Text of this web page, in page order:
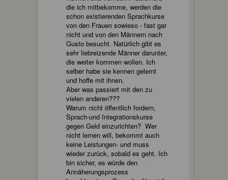
die ich mitbekomme, werden die
schon existierenden Sprachkurse
von den Frauen sowieso - fast gar
nicht und von den Männern nach
Gusto besucht. Natürlich gibt es
sehr liebreizende Männer darunter,
die weiter kommen wollen. Ich
selber habe sie kennen gelernt
und hoffe mit ihnen.
Aber was passiert mit den zu
vielen anderen???
Warum nicht öffentlich fordern,
Sprach-und Integrationskurse
gegen Geld einzurichten? Wer
nicht lernen will, bekommt auch
keine Leistungen- und muss
wieder zurück, sobald es geht. Ich
bin sicher, es würde den
Annäherungsprozess